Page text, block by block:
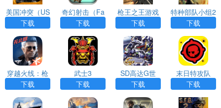
美国冲突（US
Conflict）
下载
奇幻射击（Fa
ntashooting）
下载
枪王之王游戏
APP下载
下载
特种部队小组2
内置作弊菜单
下载
穿越火线：枪
战王者游戏AP
P下载
下载
武士3
下载
SD高达G世
纪：携带版 安
装器游戏APP
下载
下载
末日特攻队
下载